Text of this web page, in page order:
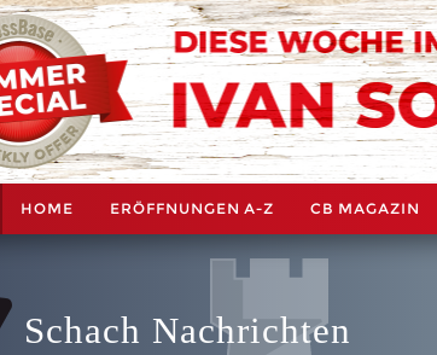
HOME ERÖFFNUNGEN A-Z CB MAGAZIN
Schach Nachrichten